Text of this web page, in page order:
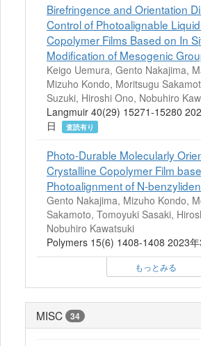
Birefringence and Orientation
Control of Photoalignable
Copolymer Films Based on In
Modification of Mesogenic
Keigo Uemura, Gento Nakajima,
Mizuho Kondo, Moritsugu
Suzuki, Hiroshi Ono, Nobuhiro
Langmuir 40(29) 15271-15280
日
査読有り
Photo-Durable Molecularly
Crystalline Copolymer Film
Photoalignment of N-
Gento Nakajima, Mizuho Kondo,
Sakamoto, Tomoyuki Sasaki,
Nobuhiro Kawatsuki
Polymers 15(6) 1408-1408 2023
もっとみる
MISC 34